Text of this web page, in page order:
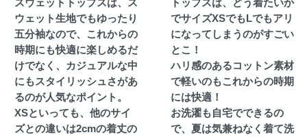
スウェットトップスは、ス
ウェット生地でもゆったり
五分袖なので、これからの
時期にも快適に楽しめるだ
けでなく、カジュアルな中
にもスタイリッシュさがあ
るのが人気なポイント。
XSといっても、他のサイ
ズとの違いは2cmの着丈の
トップスは、どう着たいか
でサイズXSでもLでもアリ
になってしまうのがすごい
とこ！
ハリ感のあるコットン素材
で軽いのもこれからの時期
には快適！
お洗濯も自宅でできるの
で、夏は気兼ねなく着て洗